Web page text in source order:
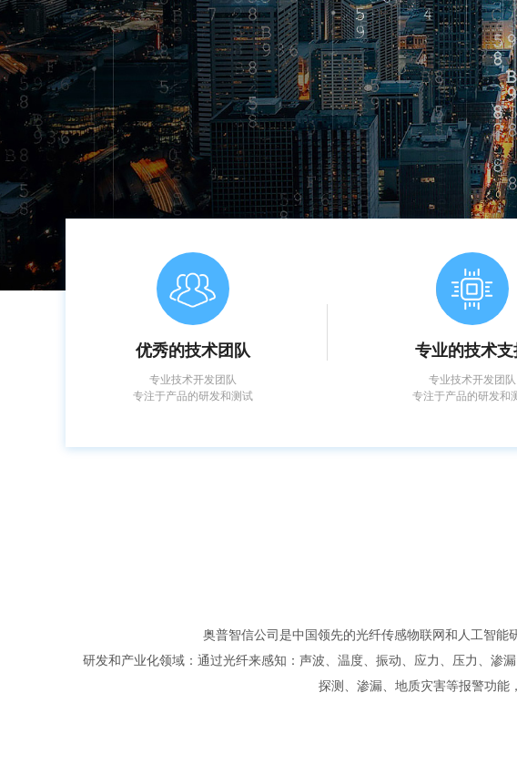
奥普智信公司是中国领先的光纤传感物联网和人工智能
研发和产业化领域：通过光纤来感知：声波、温度、振动、应力、压力、渗
探测、渗漏、地质灾害等报警功能
专业技术开发团队
专注于产品的研发和测试
优秀的技术团队
专业技术开发团队
专注于产品的研发和
专业的技术支
ꁢ